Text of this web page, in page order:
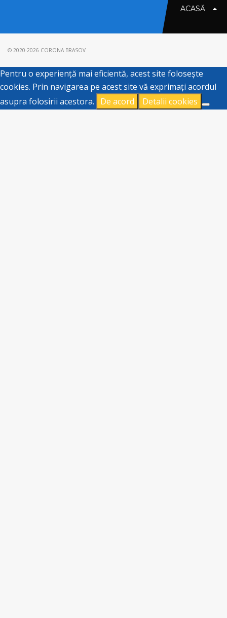
ACASĂ
© 2020-2026 CORONA BRASOV
Pentru o experiență mai eficientă, acest site folosește
cookies. Prin navigarea pe acest site vă exprimați acordul
asupra folosirii acestora.
De acord Detalii cookies